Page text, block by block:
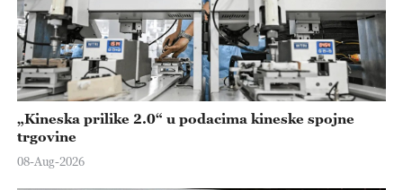
„Kineska prilike 2.0“ u podacima kineske spojne
trgovine
08-Aug-2026